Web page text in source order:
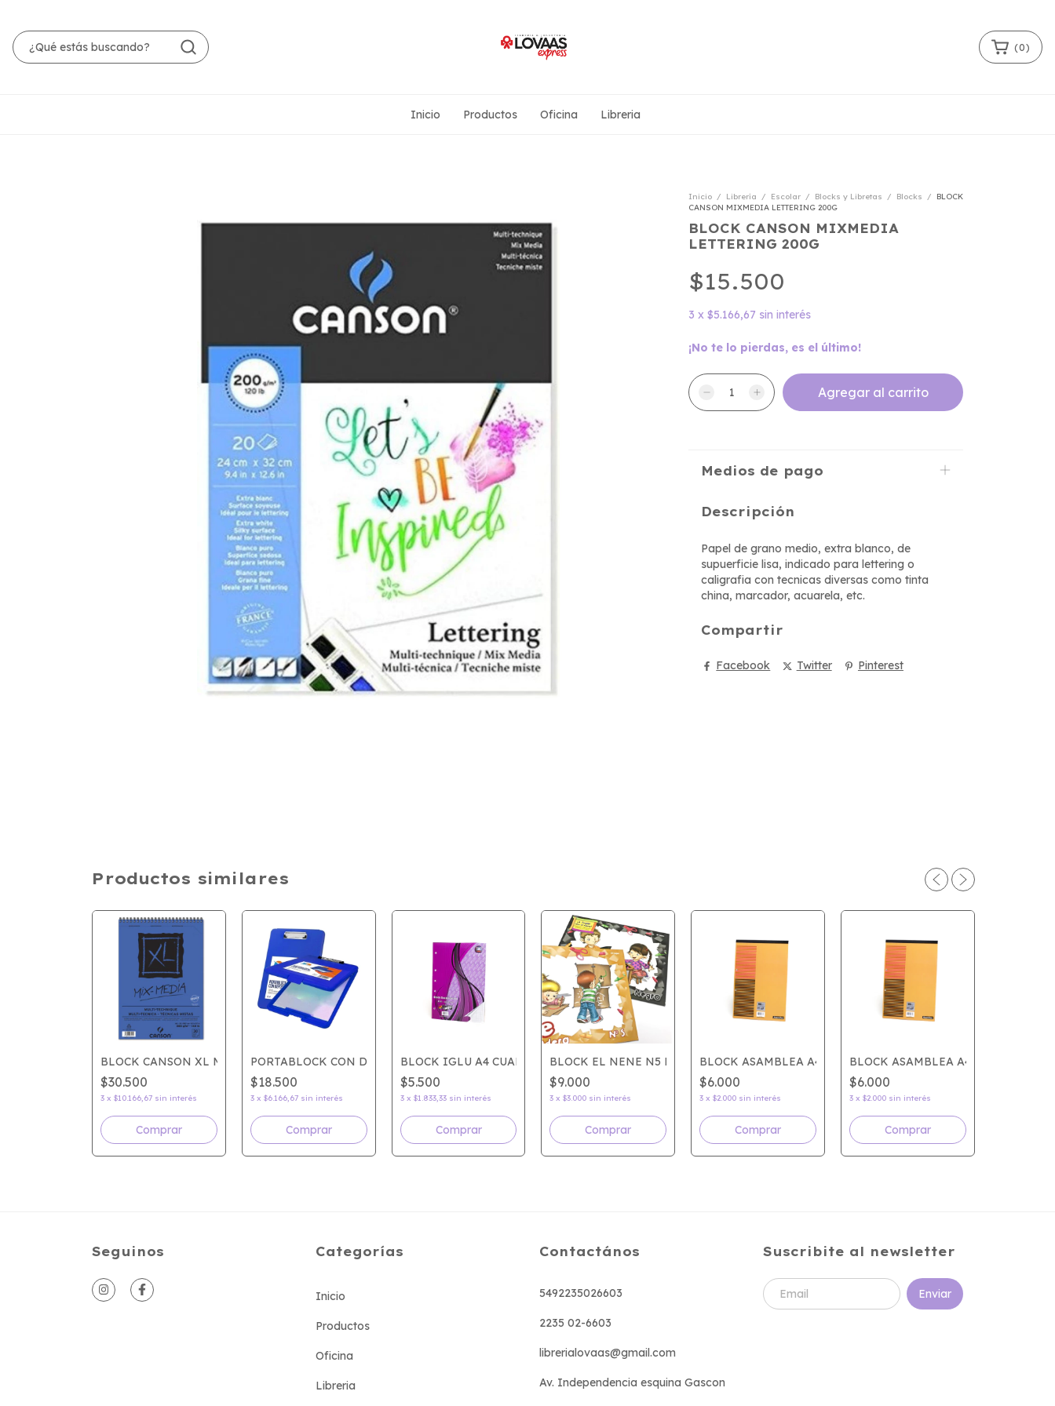
(0)
Inicio Productos Oficina Libreria
Inicio / Librería / Escolar / Blocks y Libretas / Blocks /
BLOCK
CANSON MIXMEDIA LETTERING 200G
BLOCK CANSON MIXMEDIA
LETTERING 200G
$15.500
3 x $5.166,67 sin interés
¡No te lo pierdas, es el último!
Medios de pago
Descripción
Papel de grano medio, extra blanco, de
supuerficie lisa, indicado para lettering o
caligrafia con tecnicas diversas como tinta
china, marcador, acuarela, etc.
Compartir
Facebook Twitter Pinterest
Productos similares
ACUARELABLE 200GBLOCK CANSON XL MIX MEDIA 300GR A4
$30.500
3 x $10.166,67 sin interés
Comprar
PORTABLOCK CON DEPOSITO EZCO
$18.500
3 x $6.166,67 sin interés
Comprar
BLOCK IGLU A4 CUADRICULADO
$5.500
3 x $1.833,33 sin interés
Comprar
BLOCK EL NENE N5 NEGRO
$9.000
3 x$3.000 sin interés
BLOCK ASAMBLEA A4 80 HOJAS LISAS
$6.000
3 x$2.000 sin interés
BLOCK ASAMBLEA A4 80 HOJAS
$6.000
3 x$2.000 sin interés
Seguinos Categorías
Inicio
Productos
Oficina
Libreria
Contactános
5492235026603
2235 02-6603
librerialovaas@gmail.com
Av. Independencia esquina Gascon
Suscribite al newsletter